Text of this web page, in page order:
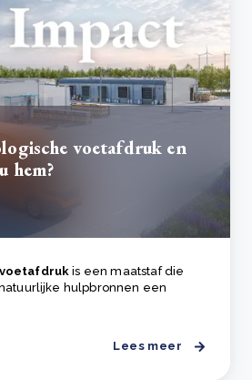
voetafdruk en
hem?
is een maatstaf die
hulpbronnen een
Lees meer